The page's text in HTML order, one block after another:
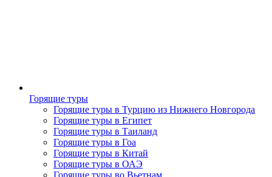
Горящие туры
Горящие туры в Турцию из Нижнего Новгорода
Горящие туры в Египет
Горящие туры в Таиланд
Горящие туры в Гоа
Горящие туры в Китай
Горящие туры в ОАЭ
Горящие туры во Вьетнам